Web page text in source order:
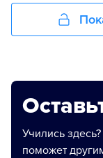
Учились
поможет